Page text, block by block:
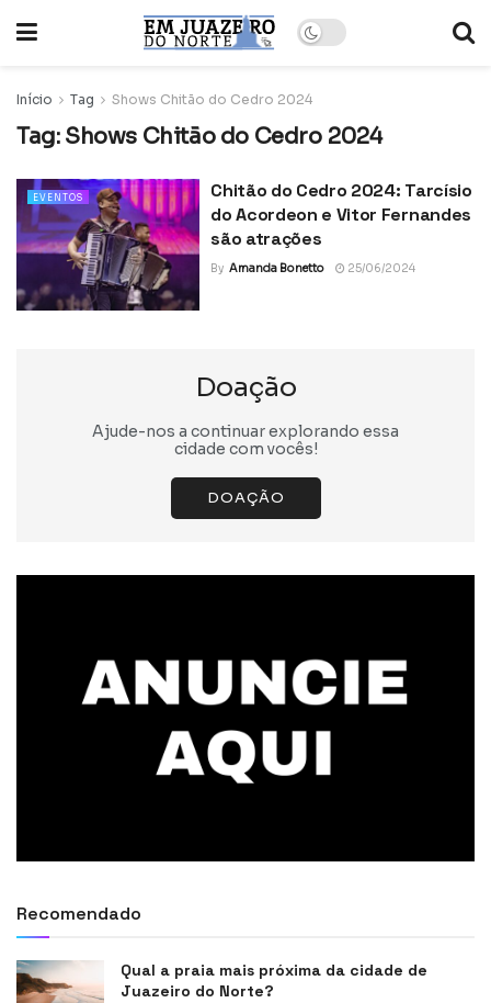
Início Tag Shows Chitão do Cedro 2024
Tag: Shows Chitão do Cedro 2024
EVENTOS
Chitão do Cedro 2024: Tarcísio
do Acordeon e Vitor Fernandes
são atrações
By Amanda Bonetto 25/06/2024
Doação
Ajude-nos a continuar explorando essa
cidade com vocês!
DOAÇÃO
Recomendado
Qual a praia mais próxima da cidade de
Juazeiro do Norte?